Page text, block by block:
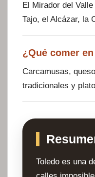
El Mirador del
Tajo, el Alcázar, la
¿Qué comer
Carcamusas,
tradicionales y
Toledo es una